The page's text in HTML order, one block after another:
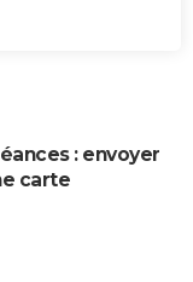
: envoyer
carte